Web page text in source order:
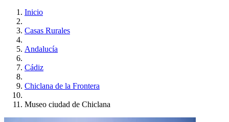
Inicio
Casas Rurales
Andalucía
Cádiz
Chiclana de la Frontera
Museo ciudad de Chiclana